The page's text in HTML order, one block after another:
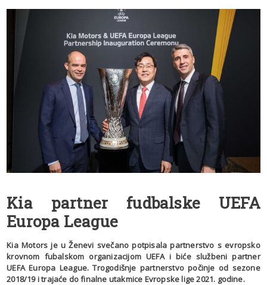
Kia partner fudbalske UEFA
Europa League
Kia Motors je u Ženevi svečano potpisala partnerstvo s evropsko
krovnom fubalskom organizacijom UEFA i biće službeni partner
UEFA Europa League. Trogodišnje partnerstvo počinje od sezone
2018/19 i trajaće do finalne utakmice Evropske lige 2021. godine.